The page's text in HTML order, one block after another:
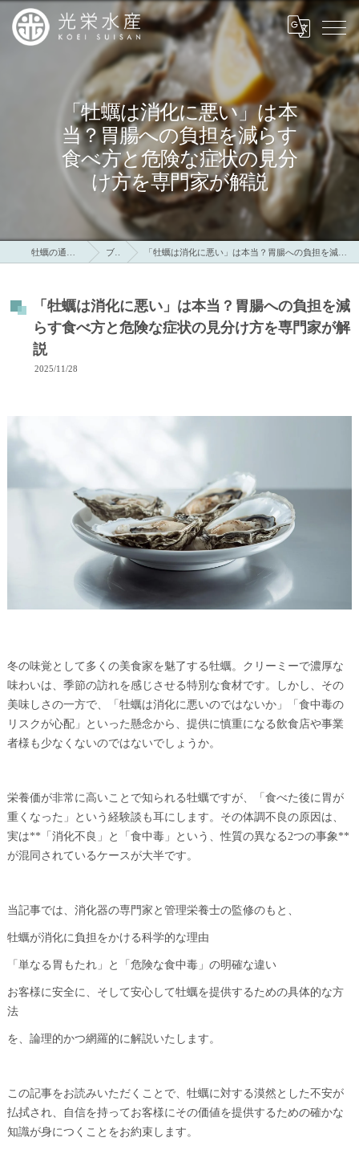
「牡蠣は消化に悪い」は本
当？胃腸への負担を減らす
食べ方と危険な症状の見分
け方を専門家が解説
ブログ 「牡蠣は消化に悪い」は本当？胃腸への負担を減らす食べ方と危険な症状の見分け方を専門家が解説
「牡蠣は消化に悪い」は本当？胃腸への負担を減
らす食べ方と危険な症状の見分け方を専門家が解
説
2025/11/28
冬の味覚として多くの美食家を魅了する牡蠣。クリーミーで濃厚な
味わいは、季節の訪れを感じさせる特別な食材です。しかし、その
美味しさの一方で、「牡蠣は消化に悪いのではないか」「食中毒の
リスクが心配」といった懸念から、提供に慎重になる飲食店や事業
者様も少なくないのではないでしょうか。
栄養価が非常に高いことで知られる牡蠣ですが、「食べた後に胃が
重くなった」という経験談も耳にします。その体調不良の原因は、
実は**「消化不良」と「食中毒」という、性質の異なる2つの事象**
が混同されているケースが大半です。
当記事では、消化器の専門家と管理栄養士の監修のもと、
牡蠣が消化に負担をかける科学的な理由
「単なる胃もたれ」と「危険な食中毒」の明確な違い
お客様に安全に、そして安心して牡蠣を提供するための具体的な方
法
を、論理的かつ網羅的に解説いたします。
この記事をお読みいただくことで、牡蠣に対する漠然とした不安が
払拭され、自信を持ってお客様にその価値を提供するための確かな
知識が身につくことをお約束します。